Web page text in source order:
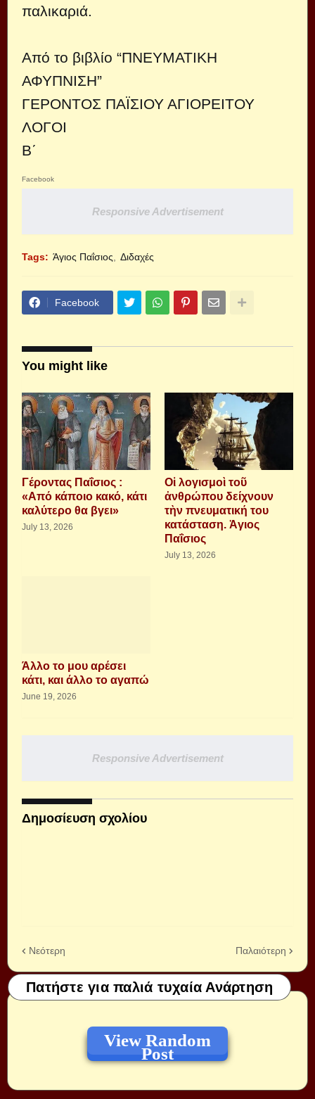
παλικαριά.
Από το βιβλίο “ΠΝΕΥΜΑΤΙΚΗ
ΑΦΥΠΝΙΣΗ”
ΓΕΡΟΝΤΟΣ ΠΑΪΣΙΟΥ ΑΓΙΟΡΕΙΤΟΥ
ΛΟΓΟΙ
Β΄
Facebook
Responsive Advertisement
Tags: Άγιος Παΐσιος Διδαχές
Facebook
You might like
Γέροντας Παΐσιος :
«Από κάποιο κακό, κάτι
καλύτερο θα βγει»
July 13, 2026
Οἱ λογισμοὶ τοῦ
ἀνθρώπου δείχνουν
τὴν πνευματική του
κατάσταση. Ἁγιος
Παΐσιος
July 13, 2026
Άλλο το μου αρέσει
κάτι, και άλλο το αγαπώ
June 19, 2026
Responsive Advertisement
Δημοσίευση σχολίου
Νεότερη Παλαιότερη
Πατήστε για παλιά τυχαία Ανάρτηση
View Random
Post